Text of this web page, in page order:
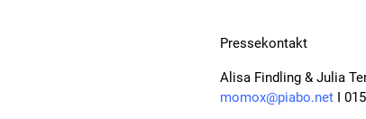
Pressekontakt
Alisa Findling & Julia
momox@piabo.net I